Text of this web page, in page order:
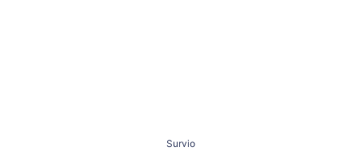
Survio